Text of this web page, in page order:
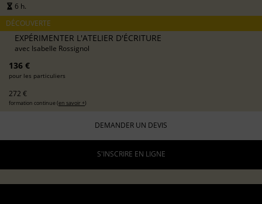
6 h.
DÉCOUVERTE
EXPÉRIMENTER L'ATELIER D'ÉCRITURE
avec Isabelle Rossignol
136 €
pour les particuliers
272 €
formation continue (en savoir +)
DEMANDER UN DEVIS
S'INSCRIRE EN LIGNE